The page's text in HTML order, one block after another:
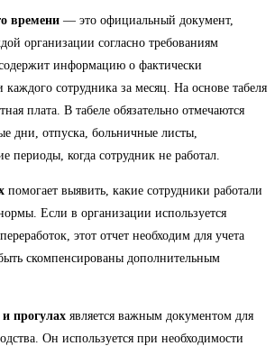
времени — это официальный документ,
организации согласно требованиям
информацию о фактически
сотрудника за месяц. На основе табеля
плата. В табеле обязательно отмечаются
дни, отпуска, больничные листы,
периоды, когда сотрудник не работал.
помогает выявить, какие сотрудники работали
Если в организации используется
этот отчет необходим для учета
скомпенсированы дополнительным
прогулах является важным документом для
Он используется при необходимости